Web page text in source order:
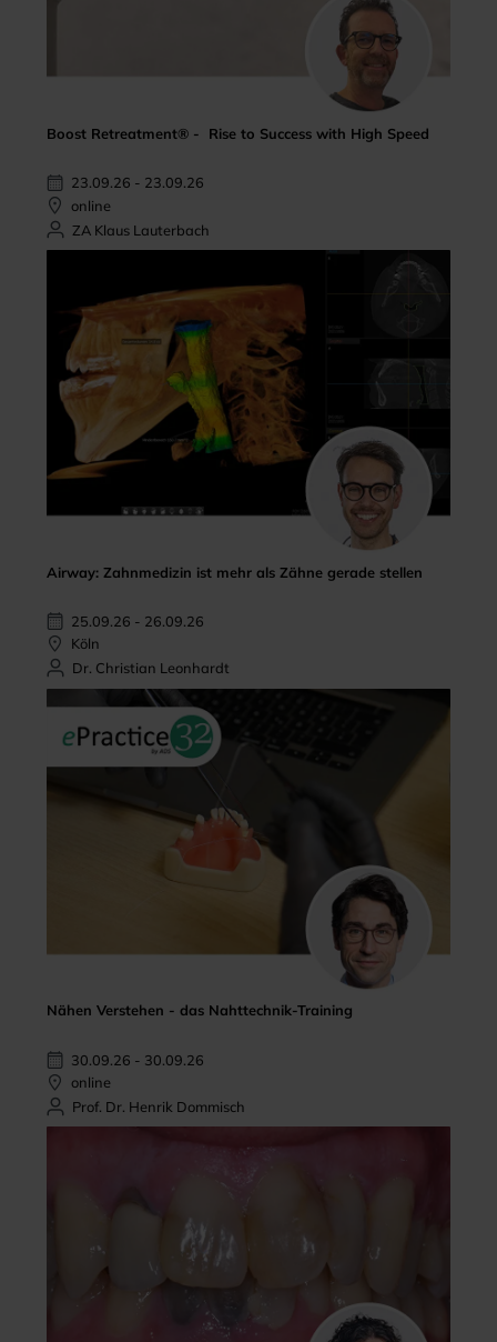
Boost Retreatment® - Rise to Success with High Speed
23.09.26 - 23.09.26
online
ZA Klaus Lauterbach
Airway: Zahnmedizin ist mehr als Zähne gerade stellen
25.09.26 - 26.09.26
Köln
Dr. Christian Leonhardt
Nähen Verstehen - das Nahttechnik-Training
30.09.26 - 30.09.26
online
Prof. Dr. Henrik Dommisch